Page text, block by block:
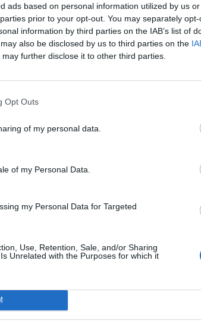
ads based on personal information utilized by us
prior to your opt-out. You may separately
information by third parties on the IAB’s list of
also be disclosed by us to third parties on the
may further disclose it to other third parties.
Opt Outs
of my personal data.
of my Personal Data.
my Personal Data for Targeted
Use, Retention, Sale, and/or Sharing
Unrelated with the Purposes for which it
των Γάλλων του Παναθηναϊκού με τέσσερις
2026 με προσαρμοσμένο EBITDA
στην
Το FIAT 500 Hybrid τώρα από 18.990